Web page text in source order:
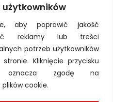
aby poprawić jakość
reklamy lub treści
potrzeb użytkowników
Kliknięcie przycisku
oznacza zgodę na
cookie.